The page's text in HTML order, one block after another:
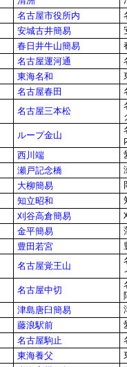
名古屋市役所内
安城古井簡易
春日井牛山簡易
名古屋運河通
東海名和
名古屋春田
名古屋三本松
ループ金山
西川端
瀬戸記念橋
大柳簡易
知立昭和
刈谷高倉簡易
金平簡易
豊田若宮
名古屋覚王山
名古屋中切
津島唐臼簡易
藤浪駅前
名古屋駒止
東海養父